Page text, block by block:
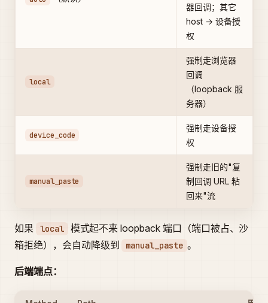
器回调；其它
host → 设备授
权
local
强制走浏览器
回调
（loopback 服
务器）
device_code
强制走设备授
权
manual_paste
强制走旧的"复
制回调 URL 粘
回来"流
如果 local
模式起不来 loopback 端口（端口被占、沙
箱拒绝），会自动降级到
manual_paste 。
后端端点：